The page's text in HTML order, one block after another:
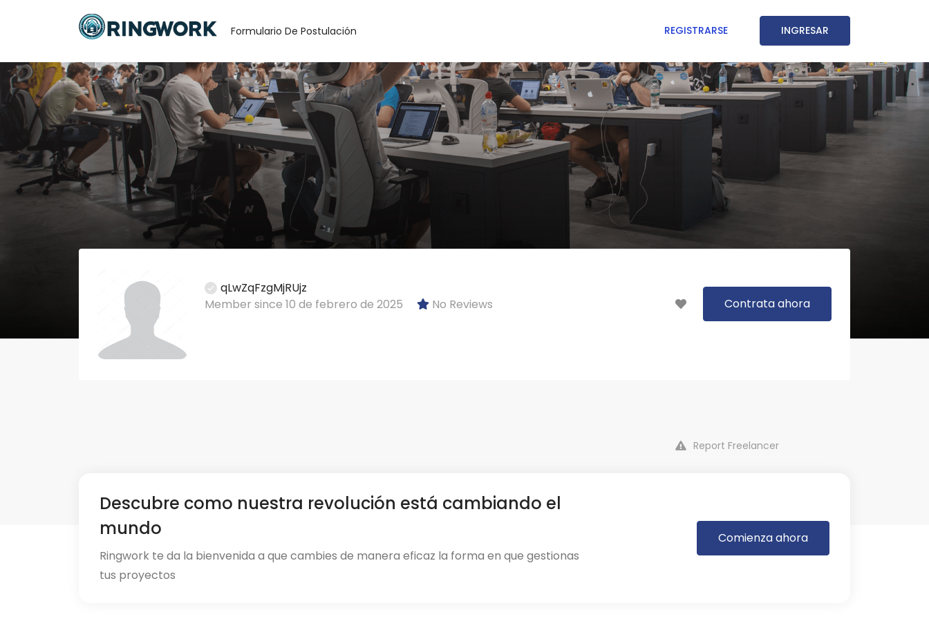
Formulario De Postulación REGISTRARSE INGRESAR
qLwZqFzgMjRUjz
Member since 10 de febrero de 2025
No Reviews Contrata ahora
Report Freelancer
Descubre como nuestra revolución está cambiando el
mundo
Ringwork te da la bienvenida a que cambies de manera eficaz la forma en que gestionas
tus proyectos
Comienza ahora